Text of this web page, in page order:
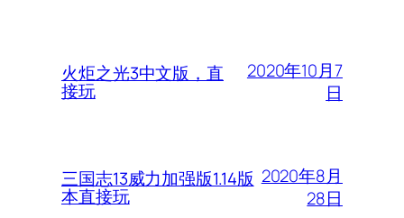
火炬之光3中文版，直
接玩
2020年10月7
日
三国志13威力加强版1.14版
本直接玩
2020年8月
28日